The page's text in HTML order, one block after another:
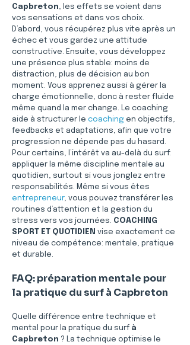
Capbreton, les effets se voient dans
vos sensations et dans vos choix.
D’abord, vous récupérez plus vite après un
échec et vous gardez une attitude
constructive. Ensuite, vous développez
une présence plus stable: moins de
distraction, plus de décision au bon
moment. Vous apprenez aussi à gérer la
charge émotionnelle, donc à rester fluide
même quand la mer change. Le coaching
aide à structurer le coaching en objectifs,
feedbacks et adaptations, afin que votre
progression ne dépende pas du hasard.
Pour certains, l’intérêt va au-delà du surf:
appliquer la même discipline mentale au
quotidien, surtout si vous jonglez entre
responsabilités. Même si vous êtes
entrepreneur, vous pouvez transférer les
routines d’attention et la gestion du
stress vers vos journées. COACHING
SPORT ET QUOTIDIEN vise exactement ce
niveau de compétence: mentale, pratique
et durable.
FAQ: préparation mentale pour
la pratique du surf à Capbreton
Quelle différence entre technique et
mental pour la pratique du surf à
Capbreton ? La technique optimise le